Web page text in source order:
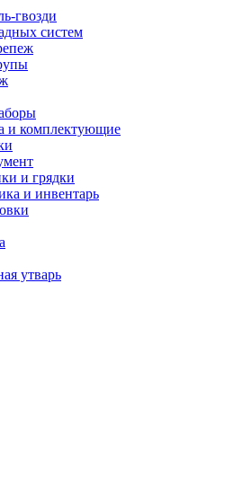
гвозди
систем
и комплектующие
и грядки
и инвентарь
утварь